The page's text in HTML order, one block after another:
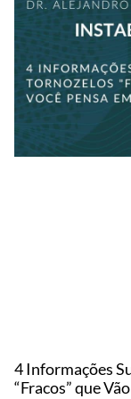
4 Informações
“Fracos” que